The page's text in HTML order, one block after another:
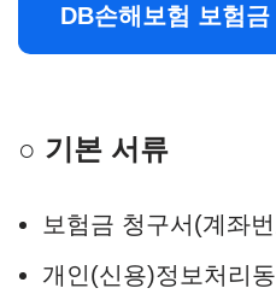
DB손해보험 보험
○ 기본 서류
보험금 청구서(계좌
개인(신용)정보처리